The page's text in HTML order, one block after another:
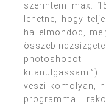
szerintem max.
lehetne, hogy
ha elmondod,
veszi komolyan,
programmal